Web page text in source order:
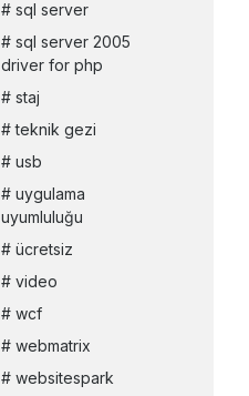
sql server
sql server 2005
driver for php
staj
teknik gezi
usb
uygulama
uyumluluğu
ücretsiz
video
wcf
webmatrix
websitespark